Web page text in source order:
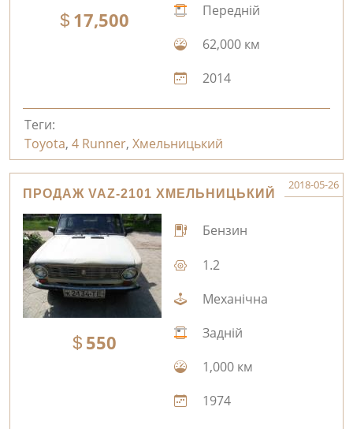
17,500
Передній
62,000 км
2014
Теги:
Toyota, 4 Runner, Хмельницький
ПРОДАЖ VAZ-2101 ХМЕЛЬНИЦЬКИЙ
2018-05-26
550
Бензин
1.2
Механічна
Задній
1,000 км
1974